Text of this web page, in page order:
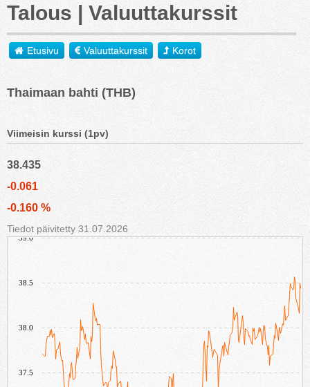
Talous | Valuuttakurssit
Etusivu Valuuttakurssit Korot
Thaimaan bahti (THB)
Viimeisin kurssi (1pv)
38.435
-0.061
-0.160 %
Tiedot päivitetty 31.07.2026
37.5
38.0
38.5
39.0